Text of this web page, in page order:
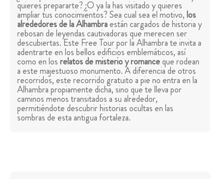
quieres prepararte? ¿O ya la has visitado y quieres
ampliar tus conocimientos? Sea cual sea el motivo,los
alrededores de la Alhambraestán cargados de historia y
rebosan de leyendas cautivadoras que merecen ser
descubiertas. Este Free Tour por la Alhambra te invita a
adentrarte en los bellos edificios emblemáticos, así
como en losrelatos de misterio y romanceque rodean
a este majestuoso monumento. A diferencia de otros
recorridos, este recorrido gratuito a pie no entra en la
Alhambra propiamente dicha, sino que te lleva por
caminos menos transitados a su alrededor,
permitiéndote descubrir historias ocultas en las
sombras de esta antigua fortaleza.